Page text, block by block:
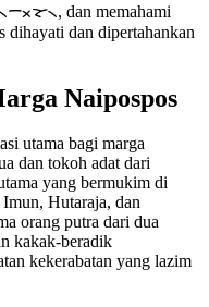
dan memahami
dihayati dan dipertahankan
Naipospos
utama bagi marga
dan tokoh adat dari
yang bermukim di
Hutaraja, dan
orang putra dari dua
kakak-beradik
kekerabatan yang lazim